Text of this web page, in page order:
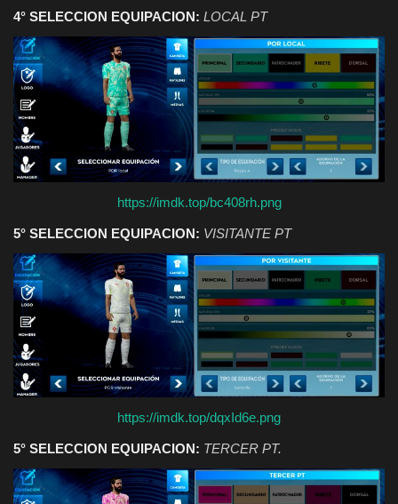
4° SELECCION EQUIPACION: LOCAL PT
https://imdk.top/bc408rh.png
5° SELECCION EQUIPACION: VISITANTE PT
https://imdk.top/dqxId6e.png
5° SELECCION EQUIPACION: TERCER PT.